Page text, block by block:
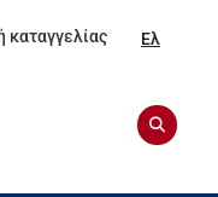
καταγγελίας Ελ